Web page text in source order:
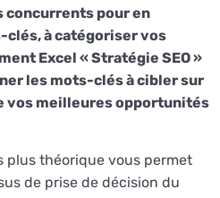
concurrents pour en
à catégoriser vos
Excel « Stratégie SEO »
les mots-clés à cibler sur
vos meilleures opportunités
plus théorique vous permet
de prise de décision du